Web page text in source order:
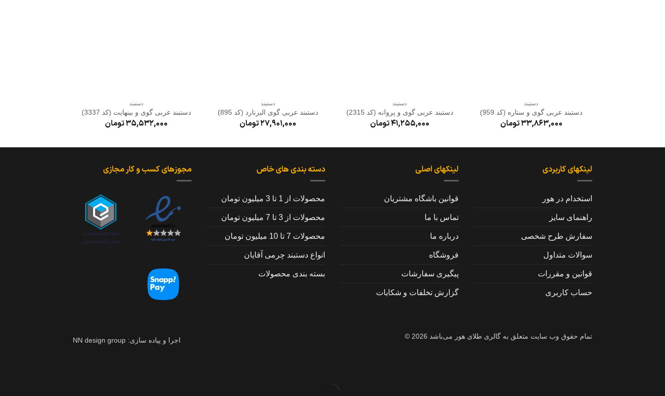
دستبند
دستبند عربی گوی و ستاره (کد 959)
33,863,000تومان
دستبند
دستبند عربی گوی و پروانه (کد 2315)
41,255,000تومان
دستبند
دستبند عربی گوی البرنارد (کد 895)
27,901,000تومان
دستبند
دستبند عربی گوی و بینهایت (کد 3337)
35,532,000تومان
لینکهای کاربردی
استخدام در هور
راهنمای سایز
سفارش طرح شخصی
سوالات متداول
قوانین و مقررات
حساب کاربری
لینکهای اصلی
قوانین باشگاه مشتریان
تماس با ما
درباره ما
فروشگاه
پیگیری سفارشات
گزارش تخلفات و شکایات
دسته بندی های خاص
محصولات از 1 تا 3 میلیون تومان
محصولات از 3 تا 7 میلیون تومان
محصولات 7 تا 10 میلیون تومان
انواع دستبند چرمی آقایان
بسته بندی محصولات
مجوزهای کسب و کار مجازی
اجرا و پیاده سازی: NN design group تمام حقوق وب سایت متعلق به گالری طلای هور می‌باشد 2026 ©